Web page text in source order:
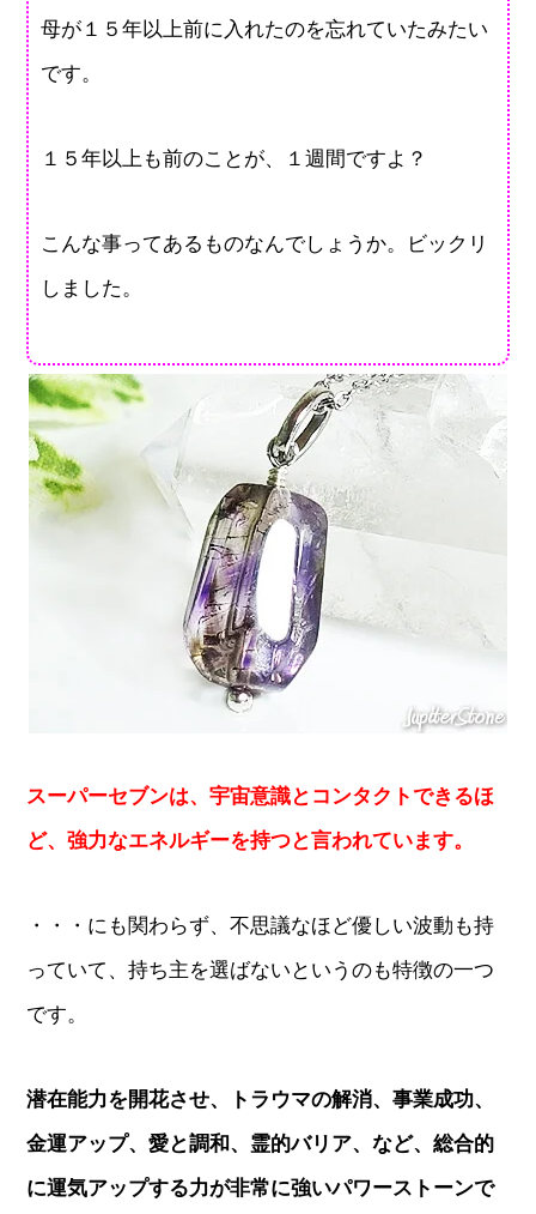
母が１５年以上前に入れたのを忘れていたみたい
です。
１５年以上も前のことが、１週間ですよ？
こんな事ってあるものなんでしょうか。ビックリ
しました。
スーパーセブンは、宇宙意識とコンタクトできるほ
ど、強力なエネルギーを持つと言われています。
・・・にも関わらず、不思議なほど優しい波動も持
っていて、持ち主を選ばないというのも特徴の一つ
です。
潜在能力を開花させ、トラウマの解消、事業成功、
金運アップ、愛と調和、霊的バリア、など、総合的
に運気アップする力が非常に強いパワーストーンで